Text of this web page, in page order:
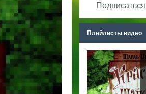
Подписаться
Плейлисты видео